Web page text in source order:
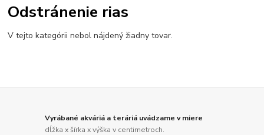
Odstránenie rias
V tejto kategórii nebol nájdený žiadny tovar.
Vyrábané akváriá a teráriá uvádzame v miere
dĺžka x šírka x výška v centimetroch.